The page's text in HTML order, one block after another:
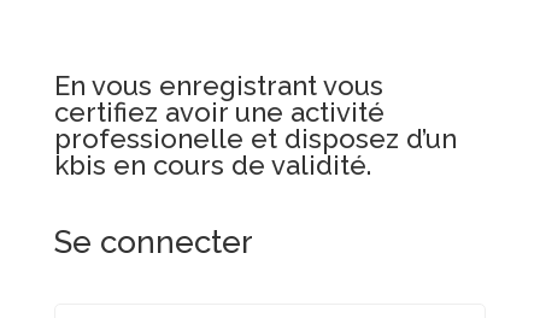
En vous enregistrant vous
certifiez avoir une activité
professionelle et disposez d’un
kbis en cours de validité.
Se connecter